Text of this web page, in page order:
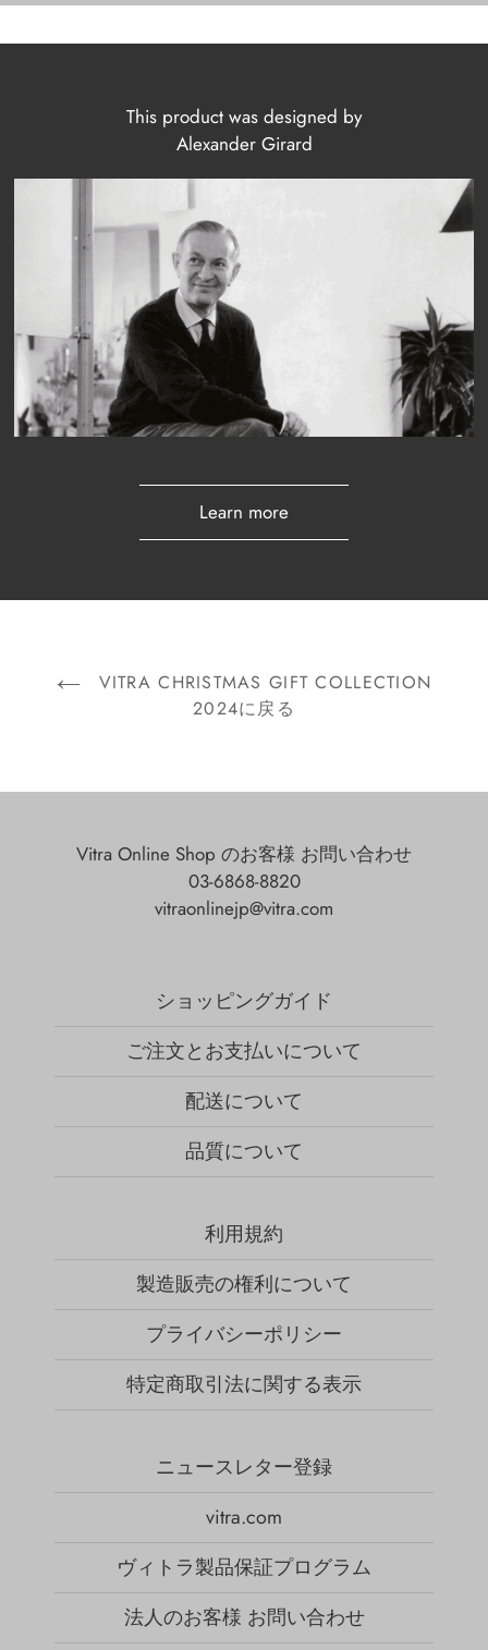
This product was designed by
Alexander Girard
Learn more
VITRA CHRISTMAS GIFT COLLECTION
2024に戻る
Vitra Online Shop のお客様 お問い合わせ
03-6868-8820
vitraonlinejp@vitra.com
ショッピングガイド
ご注文とお支払いについて
配送について
品質について
利用規約
製造販売の権利について
プライバシーポリシー
特定商取引法に関する表示
ニュースレター登録
vitra.com
ヴィトラ製品保証プログラム
法人のお客様 お問い合わせ